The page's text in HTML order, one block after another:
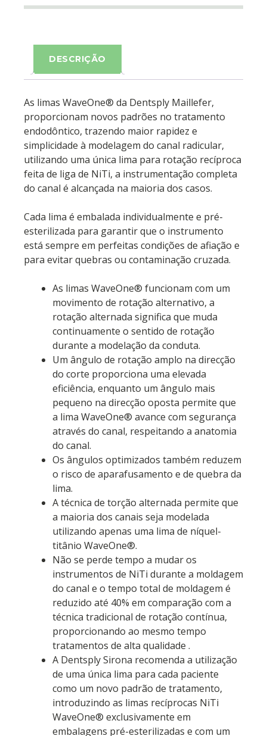
DESCRIÇÃO
As limas WaveOne® da Dentsply Maillefer,
proporcionam novos padrões no tratamento
endodôntico, trazendo maior rapidez e
simplicidade à modelagem do canal radicular,
utilizando uma única lima para rotação recíproca
feita de liga de NiTi, a instrumentação completa
do canal é alcançada na maioria dos casos.
Cada lima é embalada individualmente e pré-
esterilizada para garantir que o instrumento
está sempre em perfeitas condições de afiação e
para evitar quebras ou contaminação cruzada.
As limas WaveOne® funcionam com um
movimento de rotação alternativo, a
rotação alternada significa que muda
continuamente o sentido de rotação
durante a modelação da conduta.
Um ângulo de rotação amplo na direcção
do corte proporciona uma elevada
eficiência, enquanto um ângulo mais
pequeno na direcção oposta permite que
a lima WaveOne® avance com segurança
através do canal, respeitando a anatomia
do canal.
Os ângulos optimizados também reduzem
o risco de aparafusamento e de quebra da
lima.
A técnica de torção alternada permite que
a maioria dos canais seja modelada
utilizando apenas uma lima de níquel-
titânio WaveOne®.
Não se perde tempo a mudar os
instrumentos de NiTi durante a moldagem
do canal e o tempo total de moldagem é
reduzido até 40% em comparação com a
técnica tradicional de rotação contínua,
proporcionando ao mesmo tempo
tratamentos de alta qualidade .
A Dentsply Sirona recomenda a utilização
de uma única lima para cada paciente
como um novo padrão de tratamento,
introduzindo as limas recíprocas NiTi
WaveOne® exclusivamente em
embalagens pré-esterilizadas e com um